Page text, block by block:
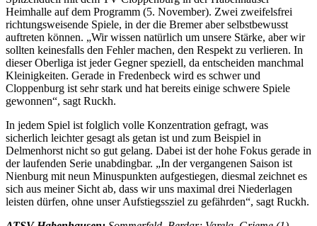
Heimhalle auf dem Programm (5. November). Zwei zweifelsfrei
richtungsweisende Spiele, in der die Bremer aber selbstbewusst
auftreten können. „Wir wissen natürlich um unsere Stärke, aber wir
sollten keinesfalls den Fehler machen, den Respekt zu verlieren. In
dieser Oberliga ist jeder Gegner speziell, da entscheiden manchmal
Kleinigkeiten. Gerade in Fredenbeck wird es schwer und
Cloppenburg ist sehr stark und hat bereits einige schwere Spiele
gewonnen“, sagt Ruckh.
In jedem Spiel ist folglich volle Konzentration gefragt, was
sicherlich leichter gesagt als getan ist und zum Beispiel in
Delmenhorst nicht so gut gelang. Dabei ist der hohe Fokus gerade in
der laufenden Serie unabdingbar. „In der vergangenen Saison ist
Nienburg mit neun Minuspunkten aufgestiegen, diesmal zeichnet es
sich aus meiner Sicht ab, dass wir uns maximal drei Niederlagen
leisten dürfen, ohne unser Aufstiegssziel zu gefährden“, sagt Ruckh.